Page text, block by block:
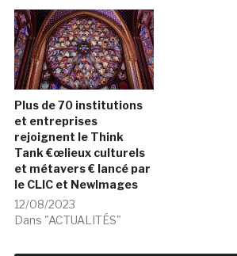
Plus de 70 institutions
et entreprises
rejoignent le Think
Tank €œlieux culturels
et métavers € lancé par
le CLIC et NewImages
12/08/2023
Dans "ACTUALITÉS"